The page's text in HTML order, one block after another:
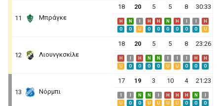
11 Μπράγκε
18 20 5 5 8 30:33
H N H H N H
H
O
O U O O O O O O U
12 Λιουνγκσκίλε
18 20 5 5 8 23:26
H H N N H
H
U
O O O O U U O O O
13 Νόρμπι
17 19 3 10 4 21:23
N N H H H N
U
O O U U U U O O O